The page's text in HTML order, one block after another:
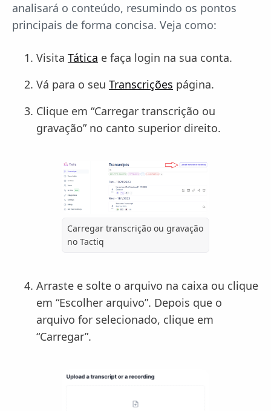
analisará o conteúdo, resumindo os pontos
principais de forma concisa. Veja como:
Visita Tática e faça login na sua conta.
Vá para o seu Transcrições página.
Clique em “Carregar transcrição ou
gravação” no canto superior direito.
Carregar transcrição ou gravação
no Tactiq
Arraste e solte o arquivo na caixa ou clique
em “Escolher arquivo”. Depois que o
arquivo for selecionado, clique em
“Carregar”.